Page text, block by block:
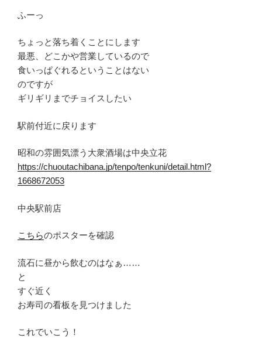
ふーっ
ちょっと落ち着くことにします
最悪、どこかや営業しているので
食いっぱぐれるということはない
のですが
ギリギリまでチョイスしたい
駅前付近に戻ります
昭和の雰囲気漂う大衆酒場は中央立花
https://chuoutachibana.jp/tenpo/tenkuni/detail.html?
1668672053
中央駅前店
こちらのポスターを確認
流石に昼から飲むのはなぁ……
と
すぐ近く
お寿司の看板を見つけました
これでいこう！